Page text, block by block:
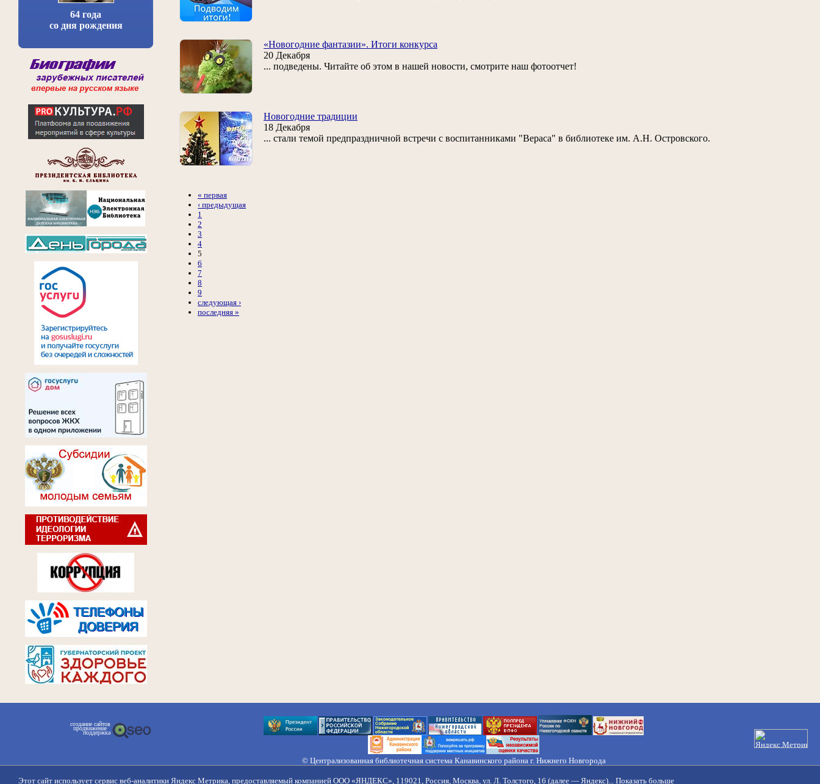
64 года
со дня рождения
«Новогодние фантазии». Итоги конкурса
20 Декабря
... подведены. Читайте об этом в нашей новости, смотрите наш фотоотчет!
Новогодние традиции
18 Декабря
... стали темой предпраздничной встречи с воспитанниками "Вераса" в библиотеке им. А.Н. Островского.
« первая
‹ предыдущая
1
2
3
4
5
6
7
8
9
следующая ›
последняя »
создание сайтов
продвижение
поддержка
© Централизованная библиотечная система Канавинского района г. Нижнего Новгорода
Правила обработки персональных данных
Этот сайт использует сервис веб-аналитики Яндекс Метрика, предоставляемый компанией ООО «ЯНДЕКС», 119021, Россия, Москва, ул. Л. Толстого, 16 (далее — Яндекс)... Показать больше